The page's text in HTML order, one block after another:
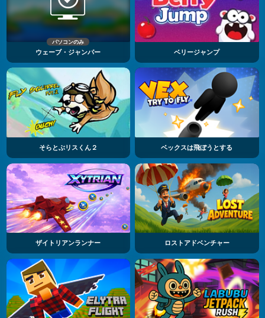
パソコンのみ
ウェーブ・ジャンパー ベリージャンプ
そらとぶリスくん２ ベックスは飛ぼうとする
ザイトリアンランナー ロストアドベンチャー